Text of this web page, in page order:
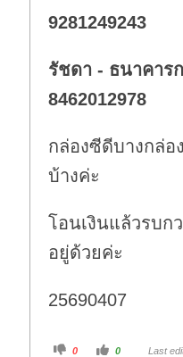
9281249243
รัชดา - ธนาคาร
8462012978
กล่องซีดีบางกล่อ
บ้างค่ะ
โอนเงินแล้วรบก
อยู่ด้วยค่ะ
25690407
C 0
C 0 Last